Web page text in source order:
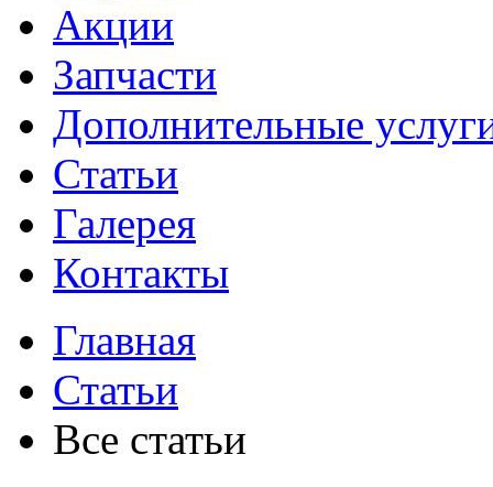
Акции
Запчасти
Дополнительные
Статьи
Галерея
Контакты
Главная
Статьи
Все статьи